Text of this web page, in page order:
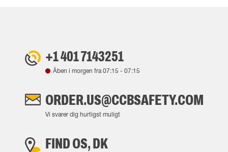
+1 401 7143251
Åben i morgen fra07:15 - 07:15
ORDER.US@CCBSAFETY.COM
Vi svarer dig hurtigst muligt
FIND OS, DK